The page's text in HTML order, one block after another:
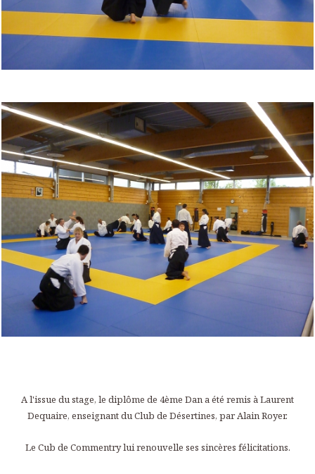
A l'issue du stage, le diplôme de 4ème Dan a été remis à Laurent
Dequaire, enseignant du Club de Désertines, par Alain Royer.
Le Cub de Commentry lui renouvelle ses sincères félicitations.